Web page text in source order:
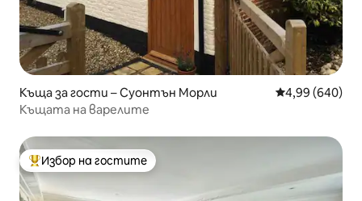
Къща за гости – Суонтън Морли Средна
4,99 (640)
Къщата на варелите
Най-популярен избор на гостите
Избор на гостите